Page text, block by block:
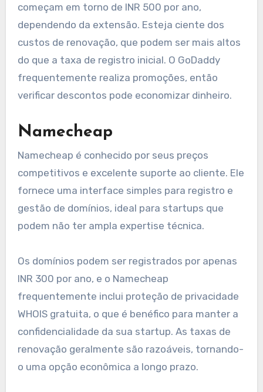
começam em torno de INR 500 por ano,
dependendo da extensão. Esteja ciente dos
custos de renovação, que podem ser mais altos
do que a taxa de registro inicial. O GoDaddy
frequentemente realiza promoções, então
verificar descontos pode economizar dinheiro.
Namecheap
Namecheap é conhecido por seus preços
competitivos e excelente suporte ao cliente. Ele
fornece uma interface simples para registro e
gestão de domínios, ideal para startups que
podem não ter ampla expertise técnica.
Os domínios podem ser registrados por apenas
INR 300 por ano, e o Namecheap
frequentemente inclui proteção de privacidade
WHOIS gratuita, o que é benéfico para manter a
confidencialidade da sua startup. As taxas de
renovação geralmente são razoáveis, tornando-
o uma opção econômica a longo prazo.